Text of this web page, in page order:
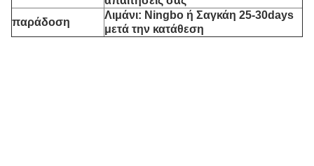
παράδοση
Λιμάνι: Ningbo ή Σαγκάη 25-30days
μετά την κατάθεση